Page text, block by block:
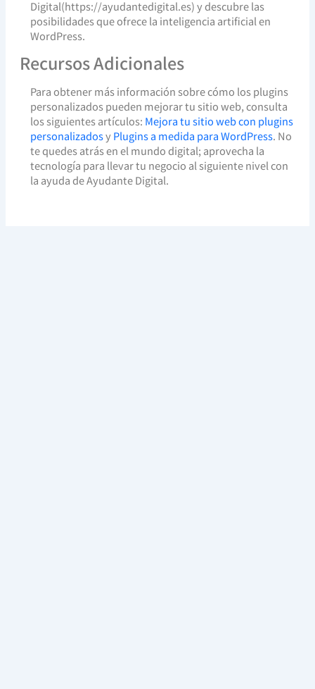
Digital(https://ayudantedigital.es) y descubre las
posibilidades que ofrece la inteligencia artificial en
WordPress.
Recursos Adicionales
Para obtener más información sobre cómo los plugins
personalizados pueden mejorar tu sitio web, consulta
los siguientes artículos: Mejora tu sitio web con plugins
personalizadosyPlugins a medida para WordPress. No
te quedes atrás en el mundo digital; aprovecha la
tecnología para llevar tu negocio al siguiente nivel con
la ayuda de Ayudante Digital.